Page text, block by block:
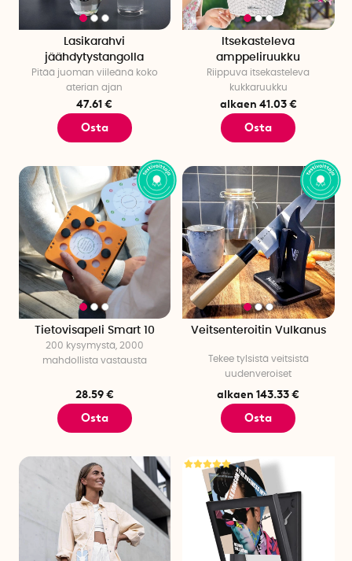
Lasikarahvi
jäähdytystangolla
Pitää juoman viileänä koko
aterian ajan
47.61 €
Osta
Itsekasteleva
amppeliruukku
Riippuva itsekasteleva
kukkaruukku
alkaen 41.03 €
Osta
Tietovisapeli Smart 10
200 kysymystä, 2000
mahdollista vastausta
28.59 €
Osta
Veitsenteroitin Vulkanus
Tekee tylsistä veitsistä
uudenveroiset
alkaen 143.33 €
Osta